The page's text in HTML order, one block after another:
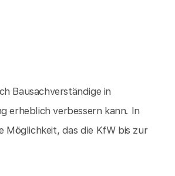
Bausachverständige in
erheblich verbessern kann. In
Möglichkeit, das die KfW bis zur